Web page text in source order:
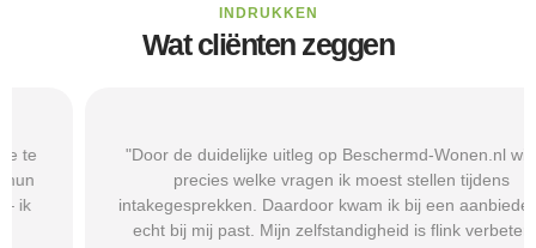
INDRUKKEN
Wat cliënten zeggen
"Door de duidelijke uitleg op Beschermd-Wonen.nl wist ik
precies welke vragen ik moest stellen tijdens
intakegesprekken. Daardoor kwam ik bij een aanbieder die
echt bij mij past. Mijn zelfstandigheid is flink verbeterd."